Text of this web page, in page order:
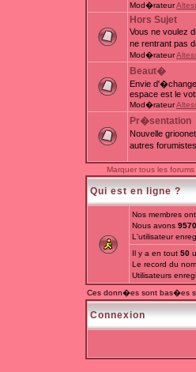
Mod�rateur
Hors Sujet
Vous ne voulez
ne rentrant pas
Mod�rateur
Beaut�
Envie
espace est le
Mod�rateur
Pr�sentation
Nouvelle
autres
Marquer tous les
Qui est en ligne ?
Nos membres
Nous avons
L'utilisateur
Il y a en tout 50
Le record du
Utilisateurs
Ces donn�es sont bas�es
Connexion